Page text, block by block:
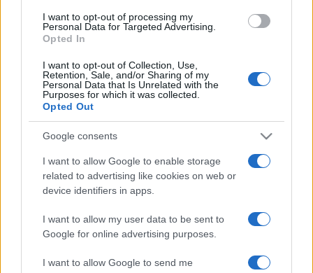
I want to opt-out of processing my
Personal Data for Targeted Advertising.
Opted In
I want to opt-out of Collection, Use,
Retention, Sale, and/or Sharing of my
Personal Data that Is Unrelated with the
Purposes for which it was collected.
Opted Out
Google consents
I want to allow Google to enable storage
related to advertising like cookies on web or
device identifiers in apps.
I want to allow my user data to be sent to
Google for online advertising purposes.
I want to allow Google to send me
projektekben tapasztalatot szerzett politikusok, Jandira
Feghali, Manoel Rangel és Juca Ferreira neve is.
Nyitókép: a Gustavo Capanema Palace Rio de Janeiróban,
korábban itt működött a kulturális minisztérium. Fotó:
Agência Estado via AFP/Fábio Motta